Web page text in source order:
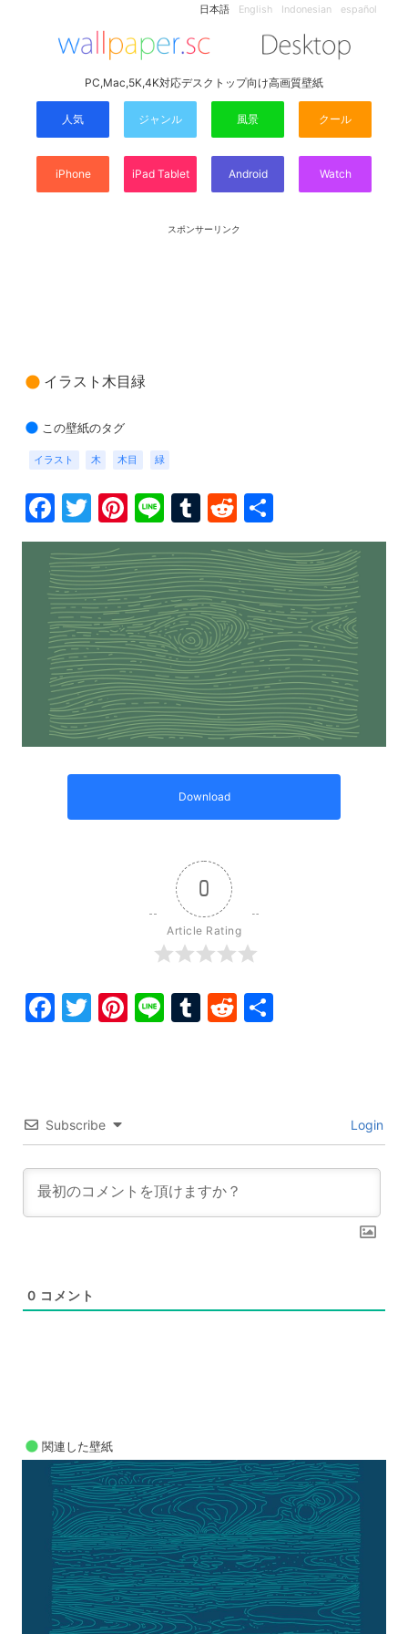
日本語 English Indonesian español
PC,Mac,5K,4K対応デスクトップ向け高画質壁紙
人気 ジャンル 風景 クール
iPhone iPad Tablet Android Watch
スポンサーリンク
イラスト木目緑
この壁紙のタグ
イラスト 木 木目 緑
Facebook
Twitter
Pinterest
LineTumblr
Reddit
有
Download
0
Article Rating
Facebook
Twitter
Pinterest
LineTumblr
Reddit
Subscribe Login
0 コメント
関連した壁紙